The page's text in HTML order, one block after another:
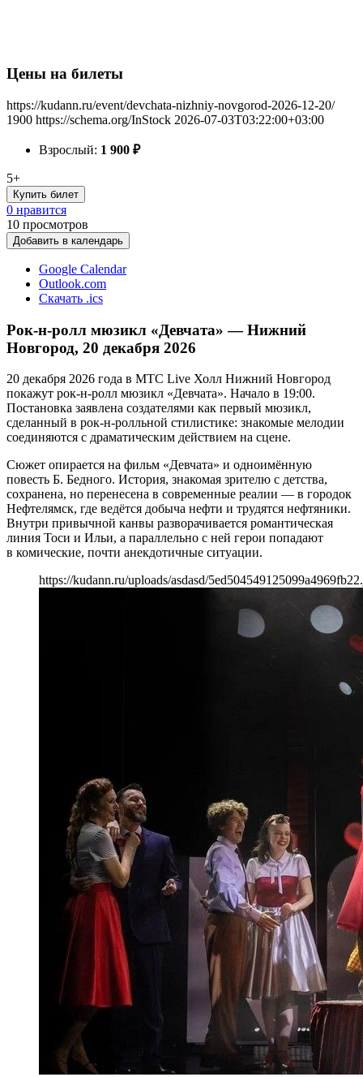
Цены на билеты
https://kudann.ru/event/devchata-nizhniy-novgorod-2026-12-20/
1900 https://schema.org/InStock 2026-07-03T03:22:00+03:00
Взрослый: 1 900 ₽
5+
Купить билет
0 нравится
10 просмотров
Добавить в календарь
Google Calendar
Outlook.com
Скачать .ics
Рок-н-ролл мюзикл «Девчата» — Нижний
Новгород, 20 декабря 2026
20 декабря 2026 года в МТС Live Холл Нижний Новгород
покажут рок-н-ролл мюзикл «Девчата». Начало в 19:00.
Постановка заявлена создателями как первый мюзикл,
сделанный в рок-н-ролльной стилистике: знакомые мелодии
соединяются с драматическим действием на сцене.
Сюжет опирается на фильм «Девчата» и одноимённую
повесть Б. Бедного. История, знакомая зрителю с детства,
сохранена, но перенесена в современные реалии — в городок
Нефтелямск, где ведётся добыча нефти и трудятся нефтяники.
Внутри привычной канвы разворачивается романтическая
линия Тоси и Ильи, а параллельно с ней герои попадают
в комические, почти анекдотичные ситуации.
https://kudann.ru/uploads/asdasd/